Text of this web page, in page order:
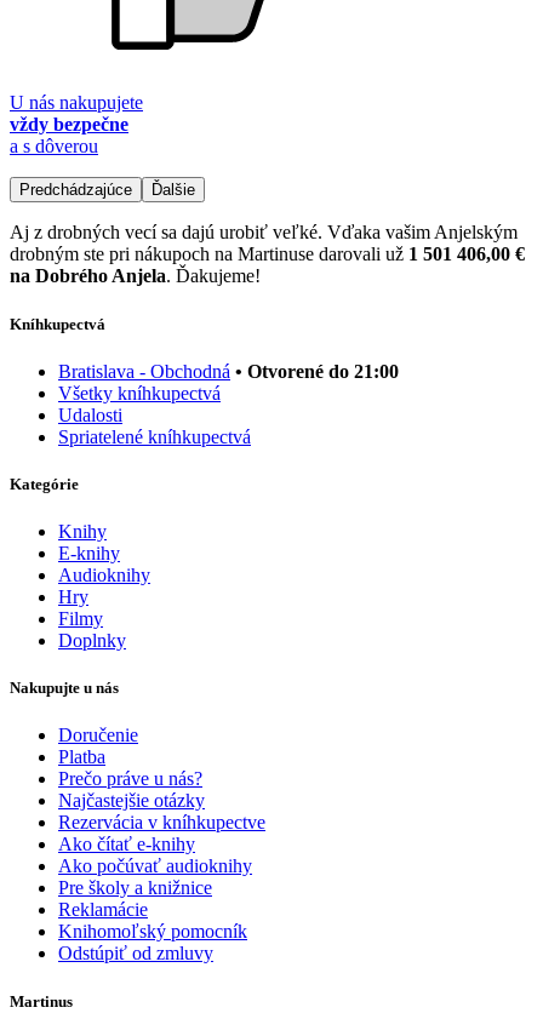
U nás nakupujete
vždy bezpečne
a s dôverou
Predchádzajúce Ďalšie
Aj z drobných vecí sa dajú urobiť veľké. Vďaka vašim Anjelským
drobným ste pri nákupoch na Martinuse darovali už 1 501 406,00 €
na Dobrého Anjela. Ďakujeme!
Kníhkupectvá
Bratislava - Obchodná • Otvorené do 21:00
Všetky kníhkupectvá
Udalosti
Spriatelené kníhkupectvá
Kategórie
Knihy
E-knihy
Audioknihy
Hry
Filmy
Doplnky
Nakupujte u nás
Doručenie
Platba
Prečo práve u nás?
Najčastejšie otázky
Rezervácia v kníhkupectve
Ako čítať e-knihy
Ako počúvať audioknihy
Pre školy a knižnice
Reklamácie
Knihomoľský pomocník
Odstúpiť od zmluvy
Martinus